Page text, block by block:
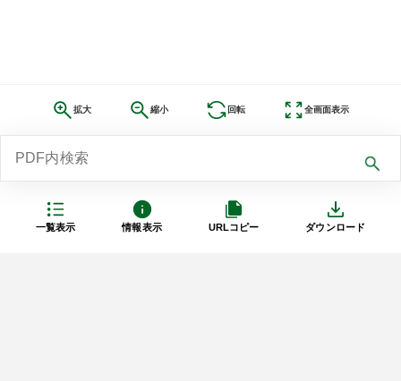
一覧表示 情報表示 URLコピー ダウンロード
拡大 縮小 回転 全画面表示